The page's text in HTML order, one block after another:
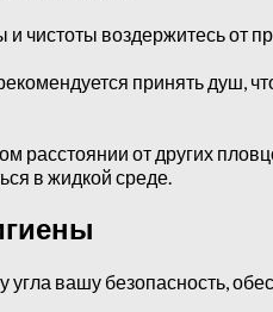
чистоты воздержитесь от
принять душ,
расстоянии от других
в жидкой среде.
угла вашу безопасность,